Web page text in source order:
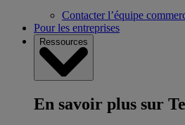
Contacter l’équipe
Pour les entreprises
Ressources
En savoir plus sur